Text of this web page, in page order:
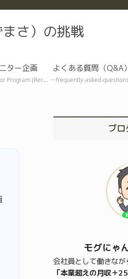
さ）の挑戦
ター企画
(Receive EA)
よくある質問（Q&A）
frequently-asked-questions
ブ
モグにゃ
会社員として働きな
「本業超えの月収＋